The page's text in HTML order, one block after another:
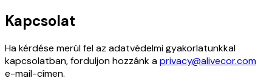
Kapcsolat
Ha kérdése merül fel az adatvédelmi gyakorlatunkkal
kapcsolatban, forduljon hozzánk aprivacy@alivecor.com
e-mail-címen.